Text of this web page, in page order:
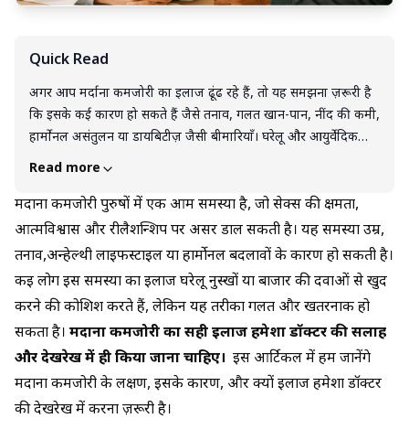
Quick Read
अगर आप मर्दाना कमजोरी का इलाज ढूंढ रहे हैं, तो यह समझना ज़रूरी है
कि इसके कई कारण हो सकते हैं जैसे तनाव, गलत खान-पान, नींद की कमी,
हार्मोनल असंतुलन या डायबिटीज़ जैसी बीमारियाँ। घरेलू और आयुर्वेदिक
उपायों में लहसुन, शहद, आंवला, प्याज, गोखरू, सफेद मूसली और अश्वगंधा
एलोपैथिक दवाएँ भी लिख सकते हैं। लेकिन ध्यान रखें, हर व्यक्ति की स्थिति
अलग होती है और हर इलाज सब पर काम नहीं करता। सबसे सुरक्षित तरीका
यही है कि आप डॉक्टर से मिलकर जांच करवाएँ, फिर उनकी सलाह के
अनुसार ही घरेलू उपाय, आयुर्वेद या दवाओं को अपनाएँ। सही डाइट, तनाव
कम करना और जीवनशैली में बदलाव भी इलाज का हिस्सा हैं। निष्कर्ष यही
है कि मर्दाना कमजोरी को छुपाने के बजाय समय पर डॉक्टर से मिलकर सही
इलाज लेना ही सबसे असरदार और सुरक्षित उपाय है।
Read more
मर्दाना कमजोरी पुरुषों में एक आम समस्या है, जो सेक्स की क्षमता,
आत्मविश्वास और रीलैशन्शिप पर असर डाल सकती है। यह समस्या उम्र,
तनाव,अन्हेल्थी लाइफस्टाइल या हार्मोनल बदलावों के कारण हो सकती है।
कई लोग इस समस्या का इलाज घरेलू नुस्खों या बाजार की दवाओं से खुद
करने की कोशिश करते हैं, लेकिन यह तरीका गलत और खतरनाक हो
सकता है। मर्दाना कमजोरी का सही इलाज हमेशा डॉक्टर की सलाह
और देखरेख में ही किया जाना चाहिए। इस आर्टिकल में हम जानेंगे
मर्दाना कमजोरी के लक्षण, इसके कारण, और क्यों इलाज हमेशा डॉक्टर
की देखरेख में करना ज़रूरी है।